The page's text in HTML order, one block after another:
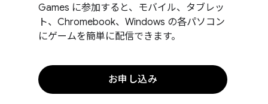
Games に参加すると、モバイル、タブレッ
ト、Chromebook、Windows の各パソコン
にゲームを簡単に配信できます。
お申し込み